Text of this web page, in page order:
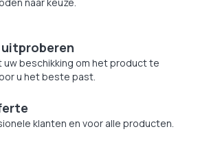
uitproberen
uw beschikking om het product te
u het beste past.
klanten en voor alle producten.